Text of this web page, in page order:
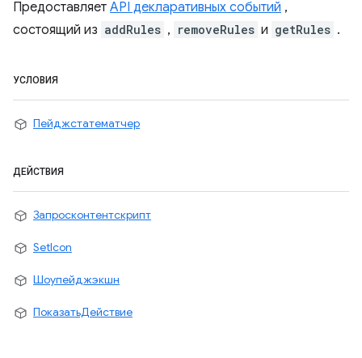
Предоставляет API декларативных событий ,
состоящий из addRules , removeRules и getRules .
УСЛОВИЯ
Пейджстатематчер
ДЕЙСТВИЯ
Запросконтентскрипт
SetIcon
Шоупейджэкшн
ПоказатьДействие